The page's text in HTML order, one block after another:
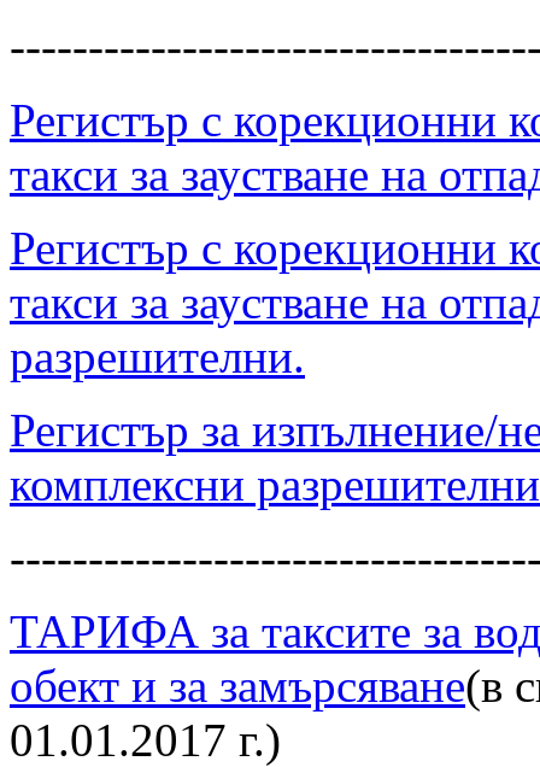
Регистър с корекционни
такси за заустване на
Регистър с корекционни
такси за заустване на
разрешителни.
Регистър за изпълнение/
комплексни разрешителни
ТАРИФА за таксите за
обект и за замърсяване(в
01.01.2017 г.)